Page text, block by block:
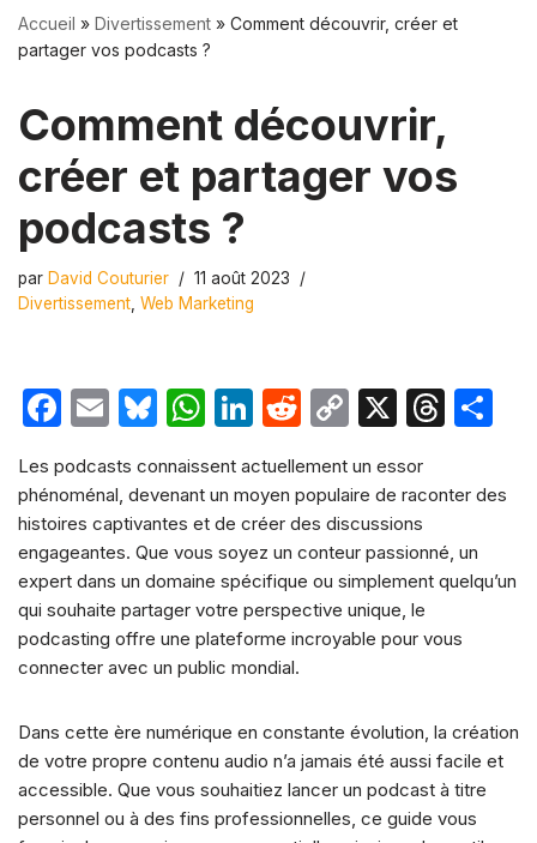
Accueil » Divertissement » Comment découvrir, créer et
partager vos podcasts ?
Comment découvrir,
créer et partager vos
podcasts ?
par David Couturier
11 août 2023
Divertissement Web Marketing
F
c
e
b
o
o
k
E
ail
Bl
e
s
k
y
W
at
s
A
p
p
Li
k
e
dI
n
R
d
di
t
C
p
y
Li
n
k
X
T
e
d
s
ta
Les podcasts connaissent actuellement un essor
phénoménal, devenant un moyen populaire de raconter des
histoires captivantes et de créer des discussions
engageantes. Que vous soyez un conteur passionné, un
expert dans un domaine spécifique ou simplement quelqu’un
qui souhaite partager votre perspective unique, le
podcasting offre une plateforme incroyable pour vous
connecter avec un public mondial.
Dans cette ère numérique en constante évolution, la création
de votre propre contenu audio n’a jamais été aussi facile et
accessible. Que vous souhaitiez lancer un podcast à titre
personnel ou à des fins professionnelles, ce guide vous